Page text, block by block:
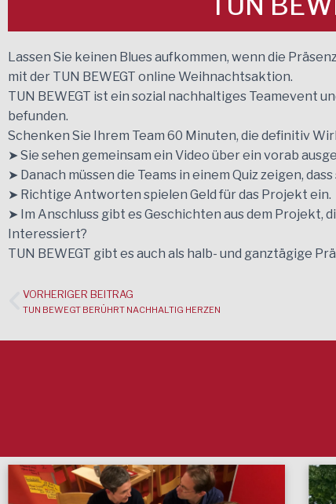
Lassen Sie keinen Blues aufkommen, wenn die
mit der TUN BEWEGT online Weihnachtsaktion.
TUN BEWEGT ist ein sozial nachhaltiges Teamevent
befunden.
Schenken Sie Ihrem Team 60 Minuten, die definitiv
➤ Sie sehen gemeinsam ein Video über ein vorab
➤ Danach müssen die Teams in einem Quiz zeigen,
➤ Richtige Antworten spielen Geld für das Projekt ein.
➤ Im Anschluss gibt es Geschichten aus dem Projekt,
Interessiert?
TUN BEWEGT gibt es auch als halb- und ganztägige
VORHERIGER BEITRAG
TUN BEWEGT BERÜHRT NACHHALTIG HERZEN